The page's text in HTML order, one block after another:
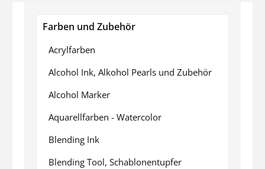
Farben und Zubehör
Acrylfarben
Alcohol Ink, Alkohol Pearls und Zubehör
Alcohol Marker
Aquarellfarben - Watercolor
Blending Ink
Blending Tool, Schablonentupfer